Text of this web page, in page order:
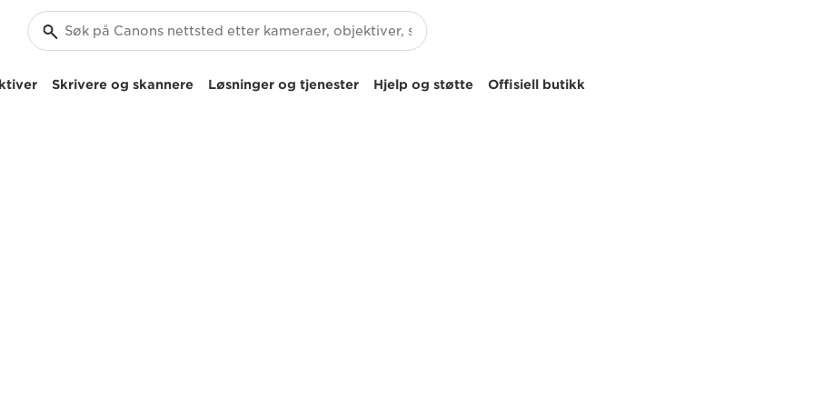
Skrivere og skannere Løsninger og tjenester Hjelp og støtte Offisiell butikk